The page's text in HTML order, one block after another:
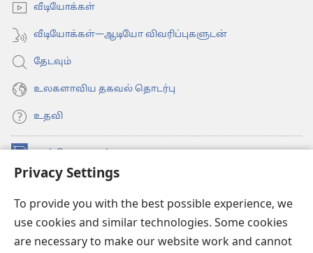
Privacy Settings
To provide you with the best possible experience, we
use cookies and similar technologies. Some cookies
are necessary to make our website work and cannot
வீடியோக்கள்
வீடியோக்கள்—ஆடியோ விவரிப்புகளுடன்
தேடவும்
உலகளாவிய தகவல் தொடர்பு
உதவி
நன்கொடைகள்
new
(opens
new
JW Hub®